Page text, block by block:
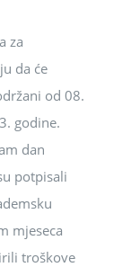
za
da će
od 08.
godine.
dan
potpisali
mjeseca
troškove